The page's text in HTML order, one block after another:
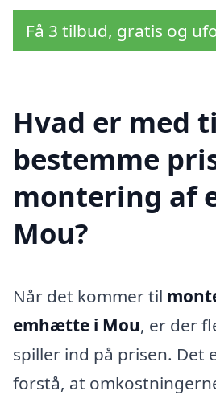
Få 3 tilbud, gratis og
Hvad er med
bestemme
montering af
Mou?
Når det kommer til
emhætte i Mou, er der
spiller ind på prisen. Det
forstå, at